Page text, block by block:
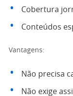
Cobertura
Conteúdos
Vantagens:
Não precisa
Não exige